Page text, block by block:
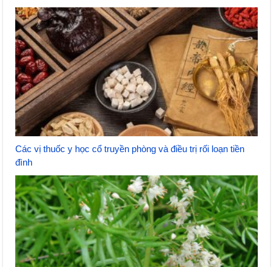
Các vị thuốc y học cổ truyền phòng và điều trị rối loạn tiền
đình